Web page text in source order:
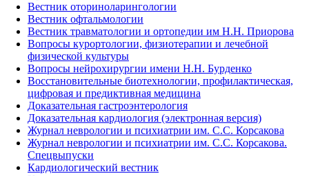
Вестник оториноларингологии
Вестник офтальмологии
Вестник травматологии и ортопедии им Н.Н. Приорова
Вопросы курортологии, физиотерапии и лечебной
физической культуры
Вопросы нейрохирургии имени Н.Н. Бурденко
Восстановительные биотехнологии, профилактическая,
цифровая и предиктивная медицина
Доказательная гастроэнтерология
Доказательная кардиология (электронная версия)
Журнал неврологии и психиатрии им. С.С. Корсакова
Журнал неврологии и психиатрии им. С.С. Корсакова.
Спецвыпуски
Кардиологический вестник